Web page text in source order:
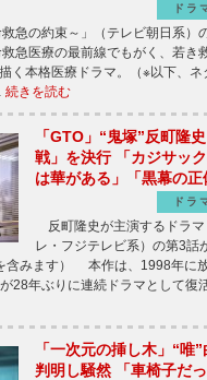
ドラ
急の約束～」（テレビ朝日系）
医療の最前線でもがく、若き
く本格医療ドラマ。（※以下、ネ
続きを読む
「GTO」“鬼塚”反町隆
戦」を決行 「カジサッ
は華がある」「黒幕の正
ドラ
反町隆史が主演するドラマ
レ・フジテレビ系）の第3話
含みます） 本作は、1998年に
28年ぶりに連続ドラマとして復
「一次元の挿し木」“唯
判明し騒然 「車椅子だ